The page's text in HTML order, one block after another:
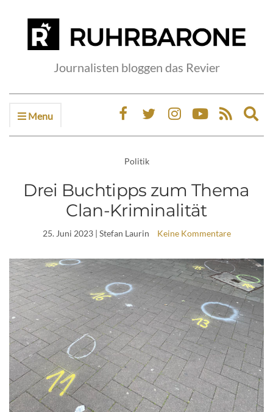
Journalisten bloggen das Revier
Menu
Politik
Drei Buchtipps zum Thema
Clan-Kriminalität
25. Juni 2023| Stefan Laurin Keine Kommentare